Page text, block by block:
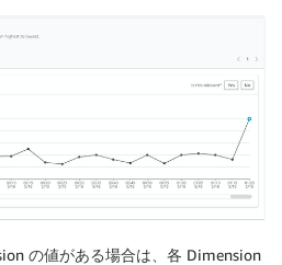
の値がある場合は、各 Dimension